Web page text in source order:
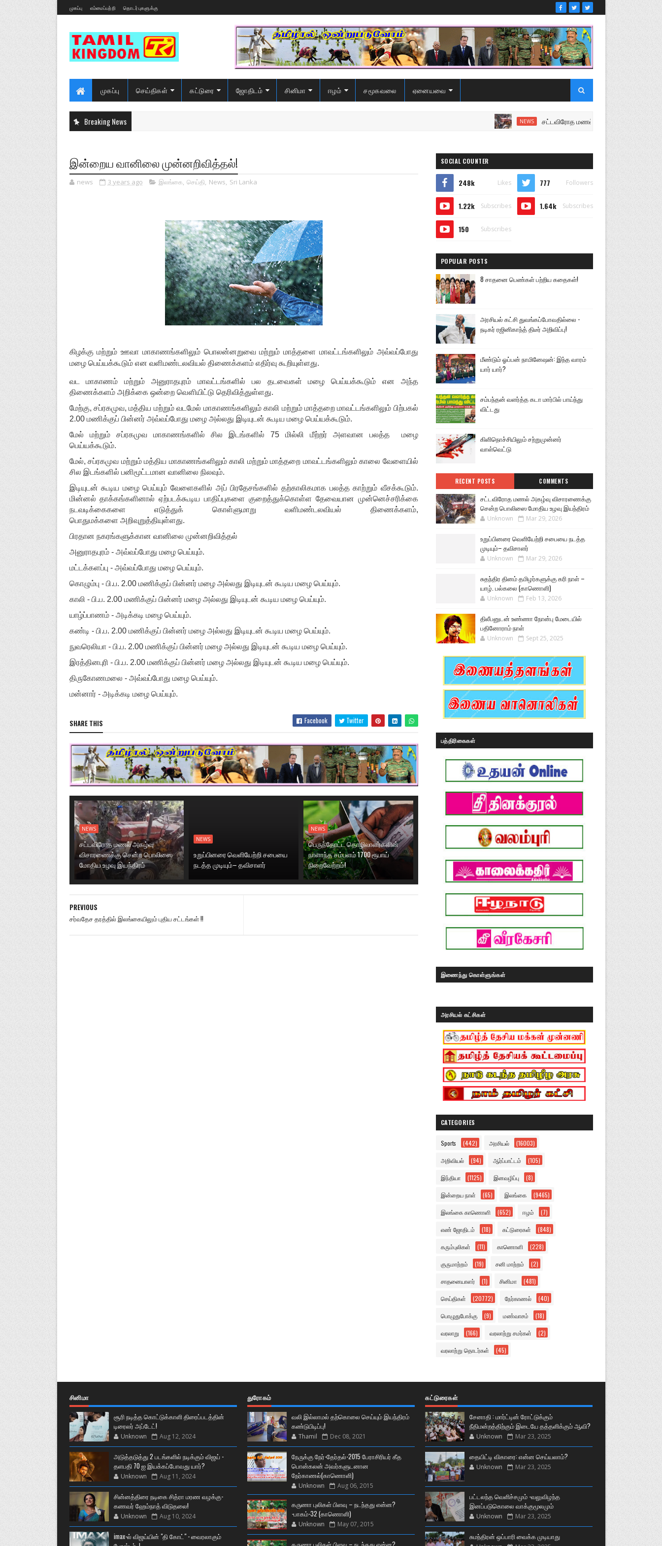
முகப்பு எம்மைப்பற்றி தொடர்புகளுக்கு
முகப்பு செய்திகள் கட்டுரை ஜோதிடம் சினிமா ஈழம் சமூகவலை ஏனையவை
Breaking News NEWS சட்டவிரோத மணல் அகழ்வு விசாரணைக்கு சென்ற
இன்றைய வானிலை முன்னறிவித்தல்!
news 3 years ago இலங்கை, செய்தி, News, Sri Lanka
கிழக்கு மற்றும் ஊவா மாகாணங்களிலும் பொலன்னறுவை மற்றும் மாத்தளை மாவட்டங்களிலும் அவ்வப்போது
மழை பெய்யக்கூடும் என வளிமண்டலவியல் திணைக்களம் எதிர்வு கூறியுள்ளது.
வட மாகாணம் மற்றும் அனுராதபுரம் மாவட்டங்களில் பல தடவைகள் மழை பெய்யக்கூடும் என அந்த
திணைக்களம் அறிக்கை ஒன்றை வௌியிட்டு தெரிவித்துள்ளது.
மேற்கு, சப்ரகமுவ, மத்திய மற்றும் வடமேல் மாகாணங்களிலும் காலி மற்றும் மாத்தறை மாவட்டங்களிலும் பிற்பகல்
2.00 மணிக்குப் பின்னர் அவ்வப்போது மழை அல்லது இடியுடன் கூடிய மழை பெய்யக்கூடும்.
மேல் மற்றும் சப்ரகமுவ மாகாணங்களில் சில இடங்களில் 75 மில்லி மீற்றர் அளவான பலத்த மழை
பெய்யக்கூடும்.
மேல், சப்ரகமுவ மற்றும் மத்திய மாகாணங்களிலும் காலி மற்றும் மாத்தறை மாவட்டங்களிலும் காலை வேளையில்
சில இடங்களில் பனிமூட்டமான வானிலை நிலவும்.
இடியுடன் கூடிய மழை பெய்யும் வேளைகளில் அப் பிரதேசங்களில் தற்காலிகமாக பலத்த காற்றும் வீசக்கூடும்.
மின்னல் தாக்கங்களினால் ஏற்படக்கூடிய பாதிப்புகளை குறைத்துக்கொள்ள தேவையான முன்னெச்சரிக்கை
நடவடிக்கைகளை எடுத்துக் கொள்ளுமாறு வளிமண்டலவியல் திணைக்களம்,
பொதுமக்களை அறிவுறுத்தியுள்ளது.
பிரதான நகரங்களுக்கான வானிலை முன்னறிவித்தல்
அனுராதபுரம் - அவ்வப்போது மழை பெய்யும்.
மட்டக்களப்பு - அவ்வப்போது மழை பெய்யும்.
கொழும்பு - பி.ப. 2.00 மணிக்குப் பின்னர் மழை அல்லது இடியுடன் கூடிய மழை பெய்யும்.
காலி - பி.ப. 2.00 மணிக்குப் பின்னர் மழை அல்லது இடியுடன் கூடிய மழை பெய்யும்.
யாழ்ப்பாணம் - அடிக்கடி மழை பெய்யும்.
கண்டி - பி.ப. 2.00 மணிக்குப் பின்னர் மழை அல்லது இடியுடன் கூடிய மழை பெய்யும்.
நுவரெலியா - பி.ப. 2.00 மணிக்குப் பின்னர் மழை அல்லது இடியுடன் கூடிய மழை பெய்யும்.
இரத்தினபுரி - பி.ப. 2.00 மணிக்குப் பின்னர் மழை அல்லது இடியுடன் கூடிய மழை பெய்யும்.
திருகோணமலை - அவ்வப்போது மழை பெய்யும்.
மன்னார் - அடிக்கடி மழை பெய்யும்.
SHARE THIS Facebook Twitter
NEWS
சட்டவிரோத மணல் அகழ்வு
விசாரணைக்கு சென்ற பொலிஸை
மோதிய உழவு இயந்திரம்
NEWS
உறுப்பினரை வெளியேற்றி சபையை
நடத்த முடியும்– தவிசாளர்
NEWS
பெருந்தோட்ட தொழிலாளர்களின்
நாளாந்த சம்பளம் 1700 ரூபாய்
நிறைவேற்றம்!
PREVIOUS
சர்வதேச தரத்தில் இலங்கையிலும் புதிய சட்டங்கள் !!
SOCIAL COUNTER
248k Likes 777 Followers
1.22k Subscribes 1.64k Subscribes
150 Subscribes
POPULAR POSTS
8 சாதனை பெண்கள் பற்றிய கதைகள்!
அரசியல் கட்சி துவங்கப்போவதில்லை -
நடிகர் ரஜினிகாந்த் திடீர் அறிவிப்பு!
மீண்டும் ஓப்பன் நாமினேஷன்: இந்த வாரம்
யார் யார்?
சம்பந்தன் வளர்த்த கடா மார்பில் பாய்ந்து
விட்டது
கிளிநொச்சியிலும் சற்றுமுன்னர்
வாள்வெட்டு
RECENT POSTS COMMENTS
சட்டவிரோத மணல் அகழ்வு விசாரணைக்கு
சென்ற பொலிஸை மோதிய உழவு இயந்திரம்
Unknown Mar 29, 2026
உறுப்பினரை வெளியேற்றி சபையை நடத்த
முடியும்– தவிசாளர்
Unknown Mar 29, 2026
சுதந்திர தினம் தமிழர்களுக்கு கரி நாள் –
யாழ். பல்கலை (காணொளி)
Unknown Feb 13, 2026
திலீபனுடன் உண்ணா நோன்பு மேடையில்
பதினோராம் நாள்
Unknown Sept 25, 2025
பத்திரிகைகள்
இணைந்து கொள்ளுங்கள்
அரசியல் கட்சிகள்
CATEGORIES
Sports (442) அரசியல் (16003)
அறிவியல் (94) ஆர்ப்பாட்டம் (105)
இந்தியா (1125) இனவழிப்பு (8)
இன்றைய நாள் (65) இலங்கை (9465)
இலங்கை காணொளி (652) ஈழம் (7)
எண் ஜோதிடம் (18) கட்டுரைகள் (848)
கரும்புலிகள் (11) காணொளி (228)
குருமாற்றம் (19) சனி மாற்றம் (2)
சாதனையாளர் (1) சினிமா (481)
செய்திகள் (20772) நேர்காணல் (40)
பொழுதுபோக்கு (9) மண்வாசம் (18)
வரலாறு (166) வரலாற்று சமர்கள் (2)
வரலாற்று தொடர்கள் (45)
சினிமா
சூரி நடித்த கொட்டுக்காளி திரைப்படத்தின்
டிரைலர் அப்டேட்!
Unknown Aug 12, 2024
அடுத்தடுத்து 2 படங்களில் நடிக்கும் விஜய் -
தளபதி 70 ஐ இயக்கப்போவது யார்?
Unknown Aug 11, 2024
சின்னத்திரை நடிகை சித்ரா மரண வழக்கு-
கணவர் ஹேம்நாத் விடுதலை!
Unknown Aug 10, 2024
imax-ல் விஜய்யின் "தி கோட்" - வைரலாகும்
துரோகம்
வலி இல்லாமல் தற்கொலை செய்யும் இயந்திரம்
கண்டுபிடிப்பு!
Thamil Dec 08, 2021
நேருக்கு நேர்-தேர்தல்-2015 பேராசிரியர் கீத
பொன்கலன் அவர்களுடனான
நேர்காணல்(காணொளி)
Unknown Aug 06, 2015
கருணா புலிகள் பிளவு – நடந்தது என்ன?
-பாகம்-32 (காணொளி)
Unknown May 07, 2015
கருணா புலிகள் பிளவு – நடந்தது என்ன?
கட்டுரைகள்
சேனாதி : மார்ட்டின் ரோட்டுக்கும்
நீதிமன்றத்திற்கும் இடையே தத்தளிக்கும் ஆவி?
Unknown Mar 23, 2025
தையிட்டி விகாரை: என்ன செய்யலாம்?
Unknown Mar 23, 2025
பட்டலந்த வெளிச்சமும் -வலுவிழந்த
இனப்படுகொலை வாக்குமூலமும்
Unknown Mar 23, 2025
சுமந்திரன் ஒப்பாரி வைக்க முடியாது